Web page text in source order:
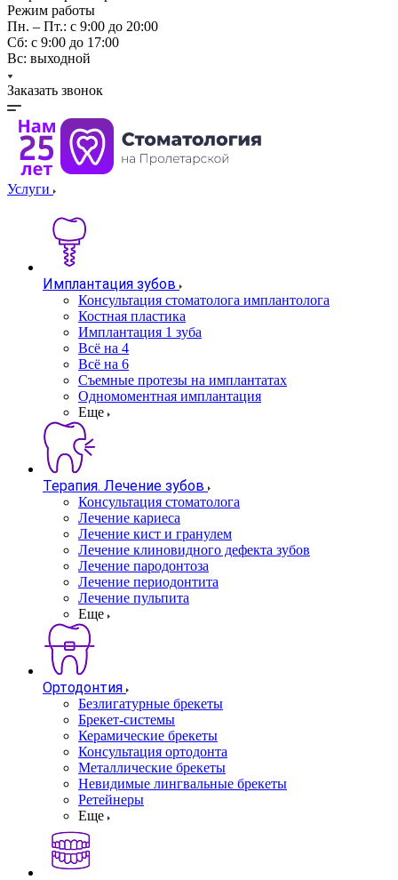
Режим работы
Пн. – Пт.: с 9:00 до 20:00
Cб: с 9:00 до 17:00
Вс: выходной
Заказать звонок
Услуги
Имплантация зубов
Консультация стоматолога имплантолога
Костная пластика
Имплантация 1 зуба
Всё на 4
Всё на 6
Съемные протезы на имплантатах
Одномоментная имплантация
Еще
Терапия. Лечение зубов
Консультация стоматолога
Лечение кариеса
Лечение кист и гранулем
Лечение клиновидного дефекта зубов
Лечение пародонтоза
Лечение периодонтита
Лечение пульпита
Еще
Ортодонтия
Безлигатурные брекеты
Брекет-системы
Керамические брекеты
Консультация ортодонта
Металлические брекеты
Невидимые лингвальные брекеты
Ретейнеры
Еще